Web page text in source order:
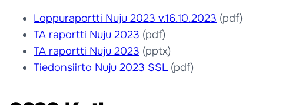
Loppuraportti Nuju 2023 v.16.10.2023 (pdf)
TA raportti Nuju 2023 (pdf)
TA raportti Nuju 2023 (pptx)
Tiedonsiirto Nuju 2023 SSL (pdf)